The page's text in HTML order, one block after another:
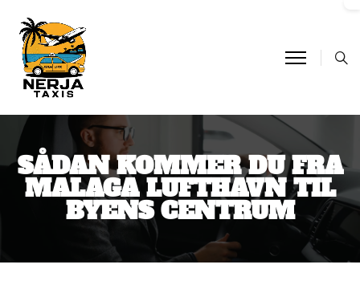
SÅDAN KOMMER DU FRA
MALAGA LUFTHAVN TIL
BYENS CENTRUM